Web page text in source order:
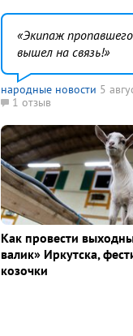
Экипаж
вышел на связь!
народные новости 5
1 отзыв
Как провести
валик» Иркутска,
козочки